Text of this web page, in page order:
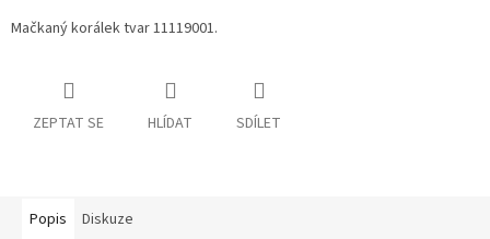
Mačkaný korálek tvar 11119001.
ZEPTAT SE HLÍDAT SDÍLET
Popis Diskuze